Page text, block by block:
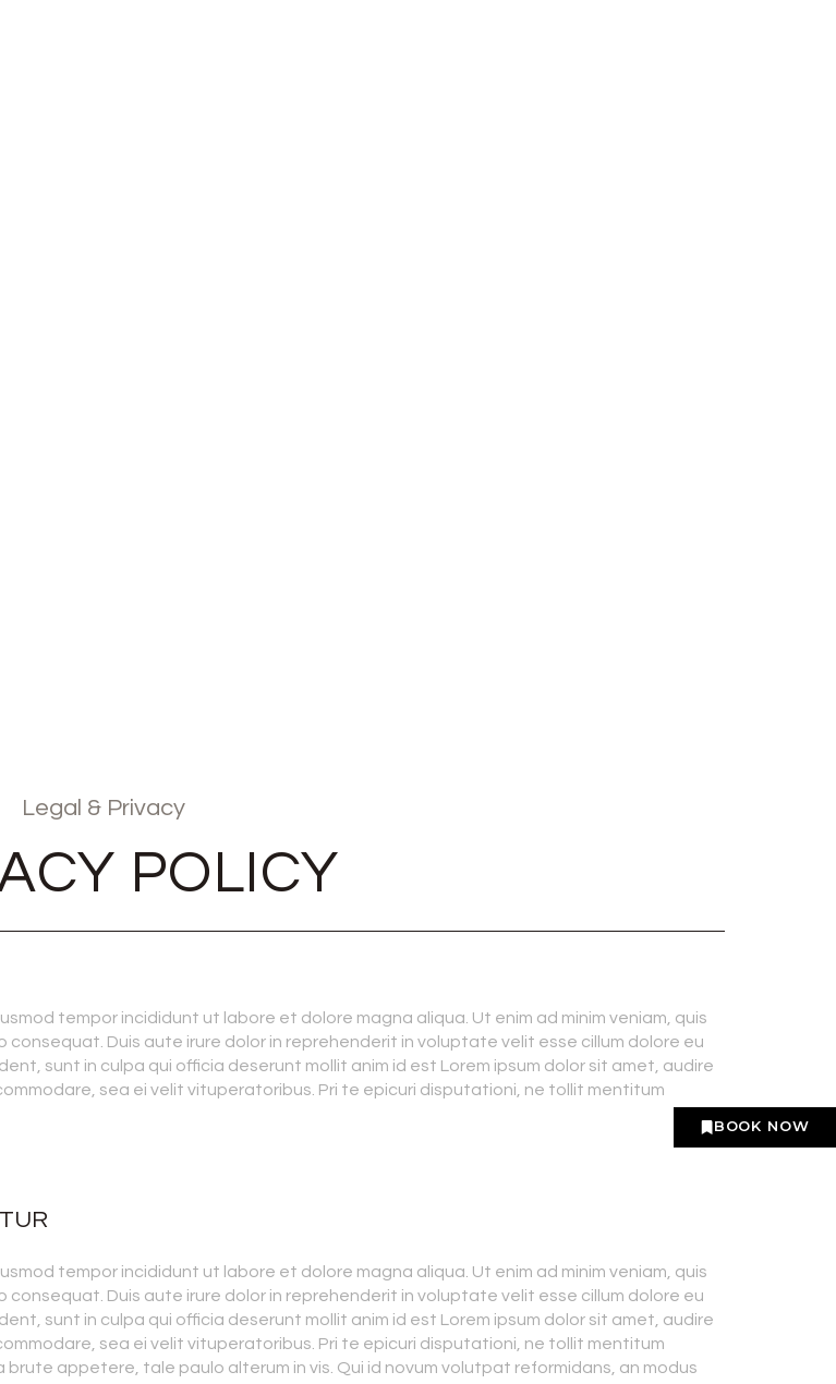
BOOK NOW
Legal & Privacy
POLICY
tempor incididunt ut labore et dolore magna aliqua. Ut enim ad minim veniam, quis
Duis aute irure dolor in reprehenderit in voluptate velit esse cillum dolore eu
sunt in culpa qui officia deserunt mollit anim id est Lorem ipsum dolor sit amet, audire
sea ei velit vituperatoribus. Pri te epicuri disputationi, ne tollit mentitum
tempor incididunt ut labore et dolore magna aliqua. Ut enim ad minim veniam, quis
Duis aute irure dolor in reprehenderit in voluptate velit esse cillum dolore eu
sunt in culpa qui officia deserunt mollit anim id est Lorem ipsum dolor sit amet, audire
sea ei velit vituperatoribus. Pri te epicuri disputationi, ne tollit mentitum
appetere, tale paulo alterum in vis. Qui id novum volutpat reformidans, an modus